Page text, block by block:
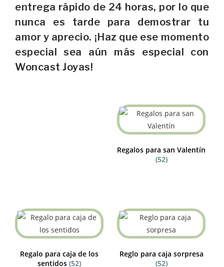
entrega rápido de 24 horas, por lo que
nunca es tarde para demostrar tu
amor y aprecio. ¡Haz que ese momento
especial sea aún más especial con
Woncast Joyas!
Regalos para san Valentín
(52)
Regalo para caja de los
sentidos (52)
Reglo para caja sorpresa
(52)